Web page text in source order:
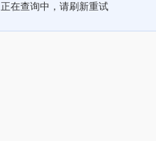
正在查询中，请刷新重试